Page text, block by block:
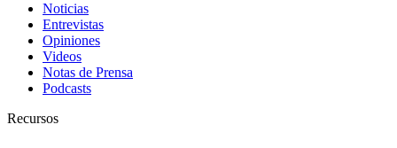
Noticias
Entrevistas
Opiniones
Videos
Notas de Prensa
Podcasts
Recursos